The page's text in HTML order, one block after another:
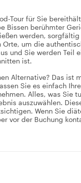
Tour für Sie
Bissen berühmter
werden,
um die
und Sie werden
ist.
Alternative? Das
Sie es einfach
Alles, was Sie
auszuwählen.
Wenn Sie
vor der Buchung